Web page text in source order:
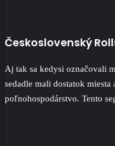
Československý
Aj tak sa kedysi označovali
sedadle mali dostatok
poľnohospodárstvo. Tento